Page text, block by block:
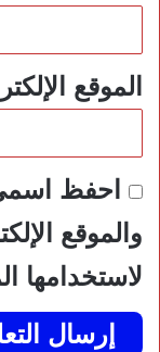
الموقع
احفظ
والموقع
لاستخدامها